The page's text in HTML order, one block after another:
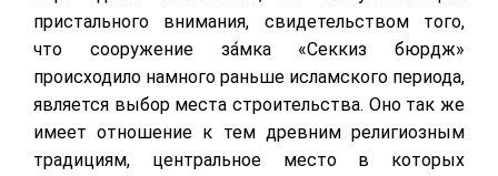
пристального внимания, свидетельством того,
что сооружение за́мка «Секкиз бюрдж»
происходило намного раньше исламского периода,
является выбор места строительства. Оно так же
имеет отношение к тем древним религиозным
традициям, центральное место в которых